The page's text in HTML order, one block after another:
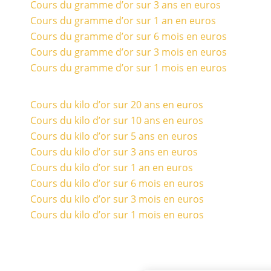
Cours du gramme d’or sur 3 ans en euros
Cours du gramme d’or sur 1 an en euros
Cours du gramme d’or sur 6 mois en euros
Cours du gramme d’or sur 3 mois en euros
Cours du gramme d’or sur 1 mois en euros
Cours du kilo d’or sur 20 ans en euros
Cours du kilo d’or sur 10 ans en euros
Cours du kilo d’or sur 5 ans en euros
Cours du kilo d’or sur 3 ans en euros
Cours du kilo d’or sur 1 an en euros
Cours du kilo d’or sur 6 mois en euros
Cours du kilo d’or sur 3 mois en euros
Cours du kilo d’or sur 1 mois en euros